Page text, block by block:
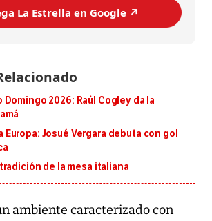
La Estrella en Google ↗️
Domingo 2026: Raúl Cogley da la
Europa: Josué Vergara debuta con gol
de la mesa italiana
ambiente caracterizado con